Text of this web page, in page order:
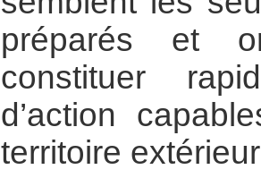
préparés et
constituer
d’action
territoire